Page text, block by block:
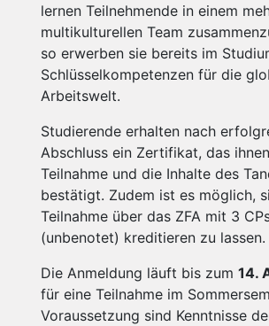
lernen Teilnehmende in einem
multikulturellen Team
so erwerben sie bereits im
Schlüsselkompetenzen für die
Arbeitswelt.
Studierende erhalten nach
Abschluss ein Zertifikat, das
Teilnahme und die Inhalte des
bestätigt. Zudem ist es möglich,
Teilnahme über das ZFA mit 3
(unbenotet) kreditieren zu lassen.
Die Anmeldung läuft bis zum 14.
für eine Teilnahme im
Voraussetzung sind Kenntnisse